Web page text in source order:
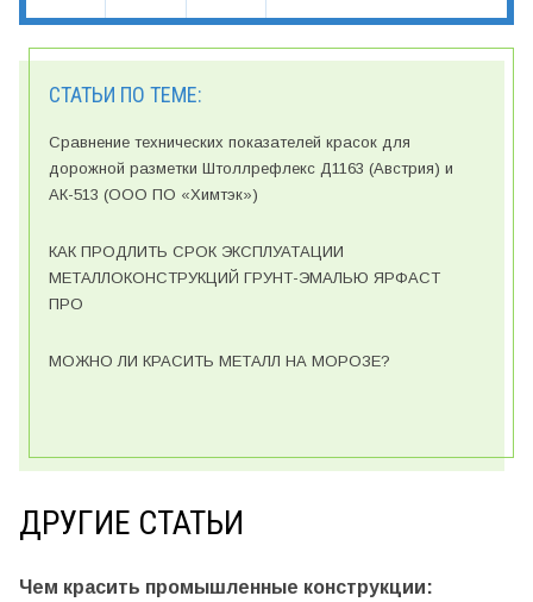
СТАТЬИ ПО ТЕМЕ:
Сравнение технических показателей красок для
дорожной разметки Штоллрефлекс Д1163 (Австрия) и
АК-513 (ООО ПО «Химтэк»)
КАК ПРОДЛИТЬ СРОК ЭКСПЛУАТАЦИИ
МЕТАЛЛОКОНСТРУКЦИЙ ГРУНТ-ЭМАЛЬЮ ЯРФАСТ
ПРО
МОЖНО ЛИ КРАСИТЬ МЕТАЛЛ НА МОРОЗЕ?
ДРУГИЕ СТАТЬИ
Чем красить промышленные конструкции: